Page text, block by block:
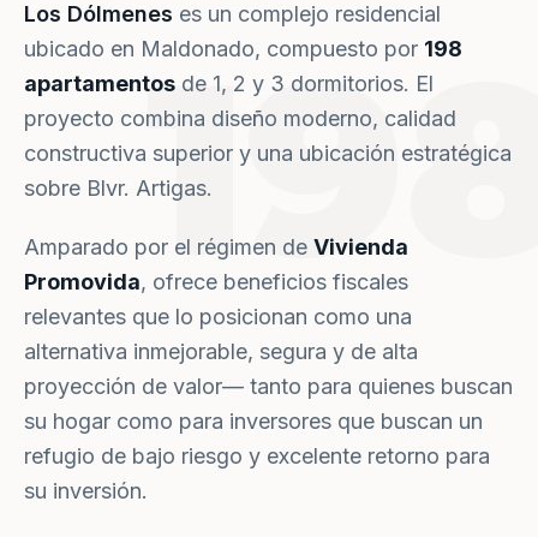
Los Dólmenes es un complejo residencial
ubicado en Maldonado, compuesto por 198
apartamentos de 1, 2 y 3 dormitorios. El
proyecto combina diseño moderno, calidad
constructiva superior y una ubicación estratégica
sobre Blvr. Artigas.
Amparado por el régimen de Vivienda
Promovida, ofrece beneficios fiscales
relevantes que lo posicionan como una
alternativa inmejorable, segura y de alta
proyección de valor— tanto para quienes buscan
su hogar como para inversores que buscan un
refugio de bajo riesgo y excelente retorno para
su inversión.